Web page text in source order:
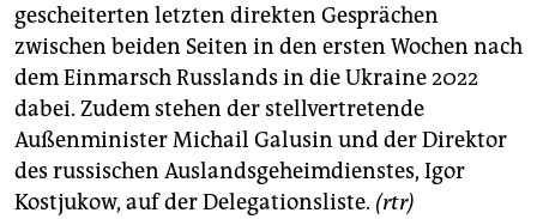
gescheiterten letzten direkten Gesprächen
zwischen beiden Seiten in den ersten Wochen nach
dem Einmarsch Russlands in die Ukraine 2022
dabei. Zudem stehen der stellvertretende
Außenminister Michail Galusin und der Direktor
des russischen Auslandsgeheimdienstes, Igor
Kostjukow, auf der Delegationsliste. (rtr)